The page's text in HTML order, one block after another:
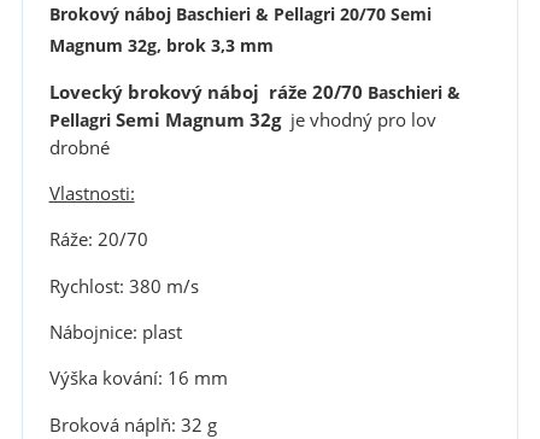
Brokový náboj Baschieri & Pellagri 20/70 Semi
Magnum 32g, brok 3,3 mm
Lovecký brokový náboj ráže 20/70 Baschieri &
PellagriSemi Magnum 32g je vhodný pro lov
drobné
Vlastnosti:
Ráže: 20/70
Rychlost: 380 m/s
Nábojnice: plast
Výška kování: 16 mm
Broková náplň: 32 g